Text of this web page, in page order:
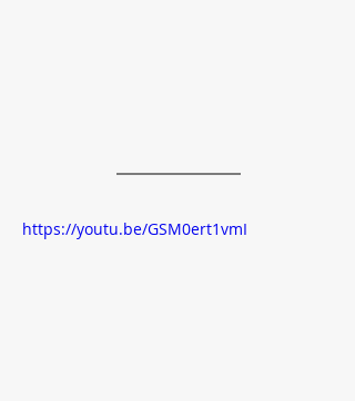
https://youtu.be/GSM0ert1vmI